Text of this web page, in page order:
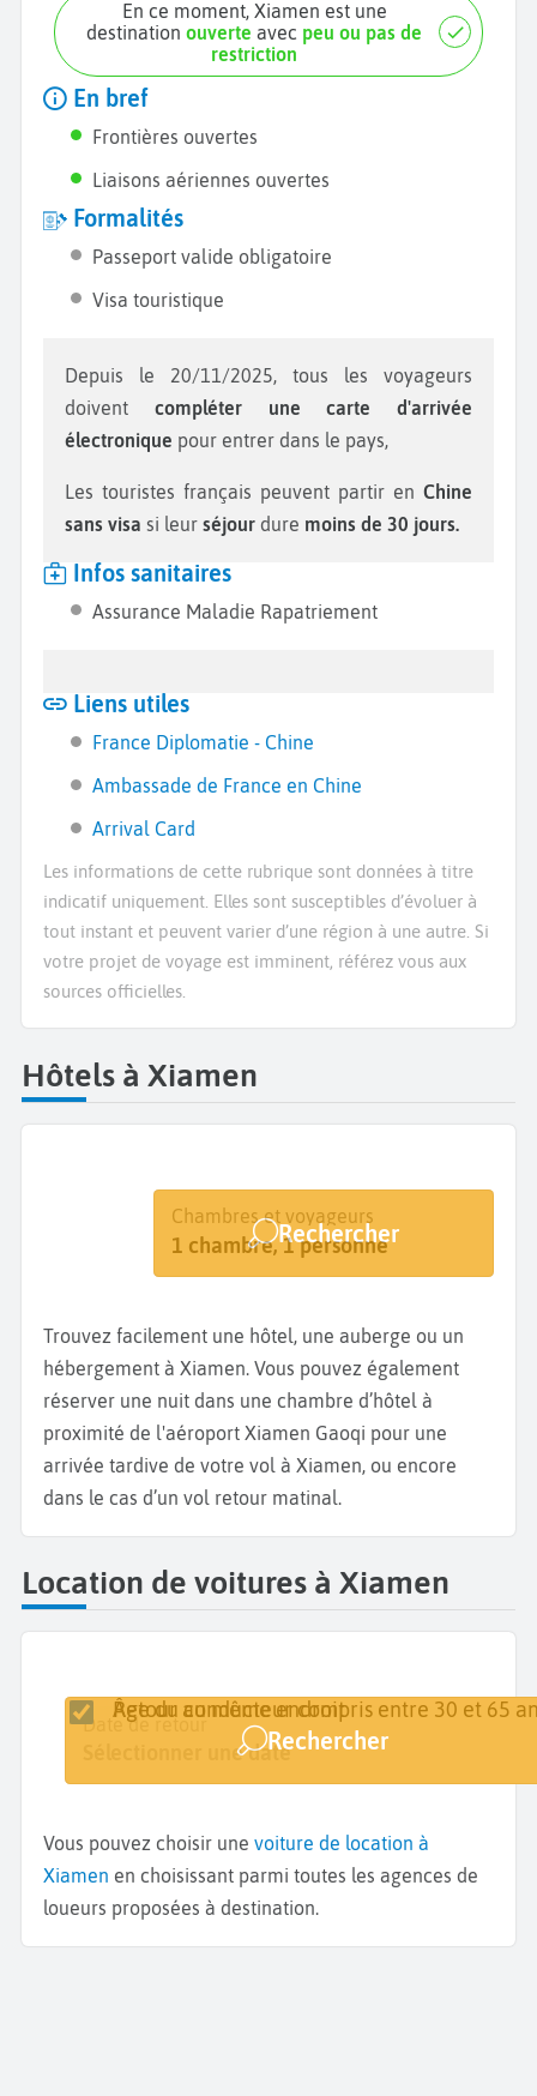
En ce moment, Xiamen est une
destinationouverte avec peu ou pas de
restriction
En bref
Frontières ouvertes
Liaisons aériennes ouvertes
Formalités
Passeport valide obligatoire
Visa touristique
Depuis le 20/11/2025, tous les voyageurs
doivent compléter une carte d'arrivée
électronique pour entrer dans le pays,
Les touristes français peuvent partir en Chine
sans visa si leur séjour dure moins de 30 jours.
Infos sanitaires
Assurance Maladie Rapatriement
Liens utiles
France Diplomatie - Chine
Ambassade de France en Chine
Arrival Card
Les informations de cette rubrique sont données à titre
indicatif uniquement. Elles sont susceptibles d’évoluer à
tout instant et peuvent varier d’une région à une autre. Si
votre projet de voyage est imminent, référez vous aux
sources officielles.
Hôtels à Xiamen
Destination
Xiamen
Dates
Dates de votre séjour
Chambres et voyageurs
1 chambre, 1 personne
Rechercher
Trouvez facilement une hôtel, une auberge ou un
hébergement à Xiamen. Vous pouvez également
réserver une nuit dans une chambre d’hôtel à
proximité de l'aéroport Xiamen Gaoqi pour une
arrivée tardive de votre vol à Xiamen, ou encore
dans le cas d’un vol retour matinal.
Location de voitures à Xiamen
Lieu de retrait
Date de retrait
Sélectionner une date
Date de retour
Sélectionner une date
Retour au même endroit
Âge du conducteur compris entre 30 et 65
Rechercher
Vous pouvez choisir une voiture de location à
Xiamen en choisissant parmi toutes les agences de
loueurs proposées à destination.